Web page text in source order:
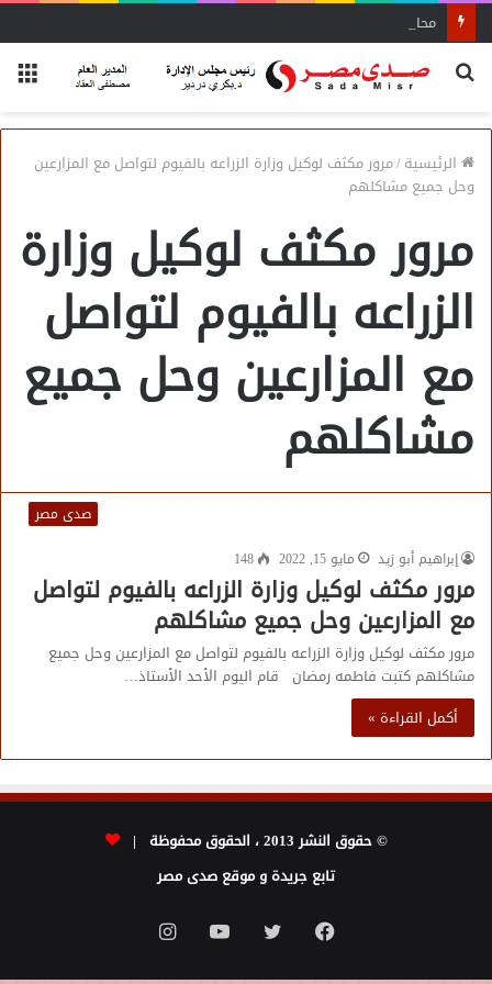
محاضرة مفتي الجمهورية «مسك ختام» فعاليات الفوج الأول
بحث
الرئيسية/مرور مكثف لوكيل وزارة الزراعه بالفيوم لتواصل مع المزارعين
وحل جميع مشاكلهم
مرور مكثف لوكيل وزارة
الزراعه بالفيوم لتواصل
مع المزارعين وحل جميع
مشاكلهم
صدى مصر
إبراهيم أبو زيد
مايو 15, 2022 148
مرور مكثف لوكيل وزارة الزراعه بالفيوم لتواصل
مع المزارعين وحل جميع مشاكلهم
مرور مكثف لوكيل وزارة الزراعه بالفيوم لتواصل مع المزارعين وحل جميع
مشاكلهم كتبت فاطمه رمضان قام اليوم الأحد الأستاذ…
أكمل القراءة »
© حقوق النشر 2013 ، الحقوق محفوظة |
تابع جريدة و موقع صدى مصر
فيسبوك تويتر يوتيوبانستقرام